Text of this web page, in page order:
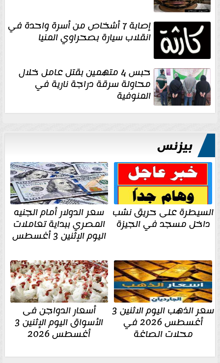
إصابة 7 أشخاص من أسرة واحدة في
انقلاب سيارة بصحراوي المنيا
حبس 4 متهمين بقتل عامل خلال
محاولة سرقة دراجة نارية في
المنوفية
بيزنس
السيطرة على حريق نشب
داخل مسجد في الجيزة
سعر الدولار أمام الجنيه
المصري ببداية تعاملات
اليوم الإثنين 3 أغسطس
سعر الذهب اليوم الاثنين 3
أغسطس 2026 في
محلات الصاغة
أسعار الدواجن فى
الأسواق اليوم الإثنين 3
أغسطس 2026